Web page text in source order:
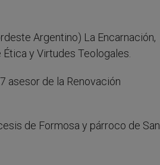
Argentino) La Encarnación,
y Virtudes Teologales.
asesor de la Renovación
de Formosa y párroco de San